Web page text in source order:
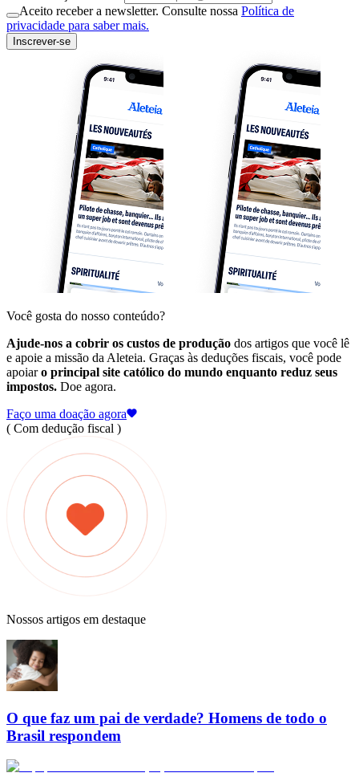
Aceito receber a newsletter. Consulte nossa Política de
privacidade para saber mais.
Inscrever-se
Você gosta do nosso conteúdo?
Ajude-nos a cobrir os custos de produção dos artigos que você lê
e apoie a missão da Aleteia. Graças às deduções fiscais, você pode
apoiaro principal site católico do mundo enquanto reduz seus
impostos. Doe agora.
Faço uma doação agora
( Com dedução fiscal )
Nossos artigos em destaque
O que faz um pai de verdade? Homens de todo o
Brasil respondem